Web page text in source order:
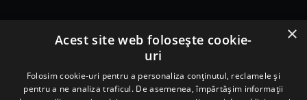
© 2026. Porsche Inter Auto Romania. Toate drepturile rezervate.
Porsche Inter Auto Romania SRL
RO22188461 J2007002067233
B-dul Pipera, nr. 2, Sala 1, Etaj 2, Voluntari, jud.Ilfov - sediu
×
Acest site web folosește cookie-
uri
Folosim cookie-uri pentru a personaliza conținutul, reclamele și
pentru a ne analiza traficul. De asemenea, împărtășim informații